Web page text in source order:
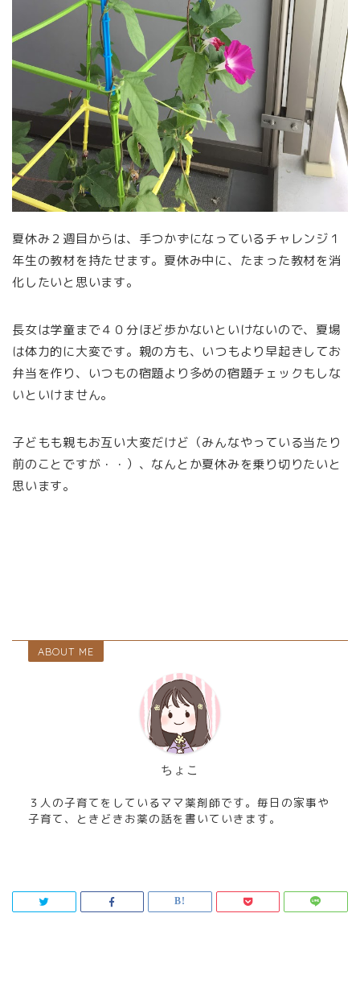
夏休み２週目からは、手つかずになっているチャレンジ１
年生の教材を持たせます。夏休み中に、たまった教材を消
化したいと思います。
長女は学童まで４０分ほど歩かないといけないので、夏場
は体力的に大変です。親の方も、いつもより早起きしてお
弁当を作り、いつもの宿題より多めの宿題チェックもしな
いといけません。
子どもも親もお互い大変だけど（みんなやっている当たり
前のことですが・・）、なんとか夏休みを乗り切りたいと
思います。
ABOUT ME
ちょこ
３人の子育てをしているママ薬剤師です。毎日の家事や
子育て、ときどきお薬の話を書いていきます。